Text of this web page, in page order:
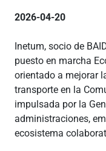
2026-04-20
Inetum, socio de
puesto en marcha
orientado a mejorar
transporte en la
impulsada por la
administraciones,
ecosistema